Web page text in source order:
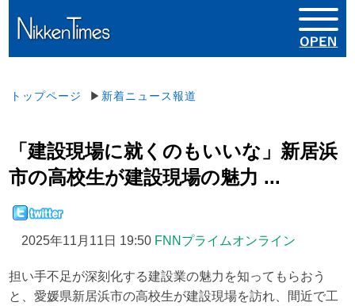
トップページ ▶ 新着ニュース報道
「建設現場に就くのもいいな」新居浜
市の高校生が建設現場の魅力 ...
2025年11月11日 19:50 FNNプライムオンライン
担い手不足が深刻化する建設業の魅力を知ってもらおう
と、愛媛県新居浜市の高校生が建設現場を訪れ、間近で工